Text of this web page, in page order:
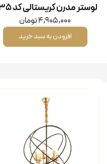
لوستر مدرن کریستالی کد ۴۳۵
4,905,000تومان
افزودن به سبد خرید